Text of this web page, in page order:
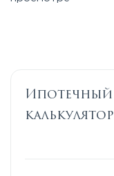
Ипотечный
калькулятор